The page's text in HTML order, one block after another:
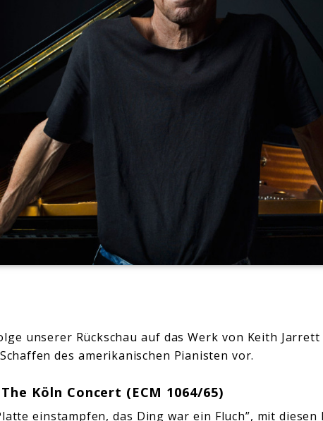
unserer Rückschau auf das Werk von Keith
des amerikanischen Pianisten vor.
Köln Concert (ECM 1064/65)
einstampfen, das Ding war ein Fluch”, mit